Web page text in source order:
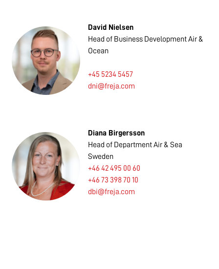
David Nielsen
Head of Business Development Air &
Ocean
+45 5234 5457
dni@freja.com
Diana Birgersson
Head of Department Air & Sea
Sweden
+46 42 495 00 60
+46 73 398 70 10
dbi@freja.com